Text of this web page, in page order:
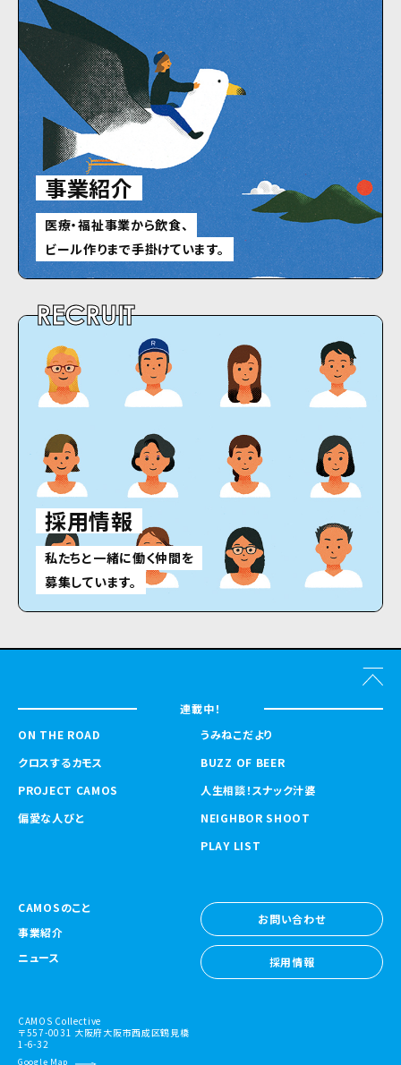
事業紹介
医療・福祉事業から飲食、
ビール作りまで手掛けています。
RECRUIT
採用情報
私たちと一緒に働く仲間を
募集しています。
連載中！
ON THE ROAD
クロスするカモス
PROJECT CAMOS
偏愛な人びと
うみねこだより
BUZZ OF BEER
人生相談！スナック汁婆
NEIGHBOR SHOOT
PLAY LIST
CAMOSのこと
事業紹介
ニュース
お問い合わせ
お問い合わせ
採用情報
CAMOS Collective
〒557-0031 大阪府大阪市西成区鶴見橋
1-6-32
Google Map